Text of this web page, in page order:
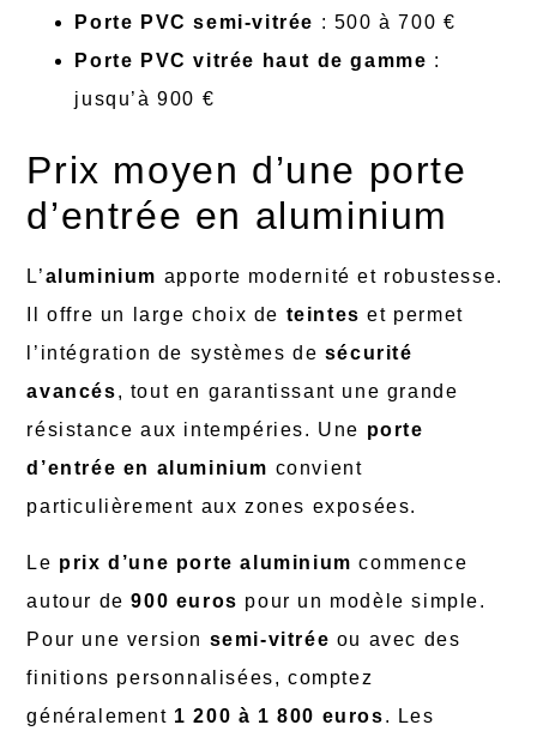
Porte PVC semi-vitrée : 500 à 700 €
Porte PVC vitrée haut de gamme :
jusqu’à 900 €
Prix moyen d’une porte
d’entrée en aluminium
L’aluminium apporte modernité et robustesse.
Il offre un large choix de teintes et permet
l’intégration de systèmes de sécurité
avancés, tout en garantissant une grande
résistance aux intempéries. Une porte
d’entrée en aluminium convient
particulièrement aux zones exposées.
Le prix d’une porte aluminium commence
autour de900 euros pour un modèle simple.
Pour une version semi-vitrée ou avec des
finitions personnalisées, comptez
généralement 1 200 à 1 800 euros. Les